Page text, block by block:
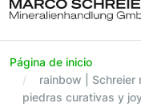
Página de inicio
rainbow | Schreier
piedras curativas y